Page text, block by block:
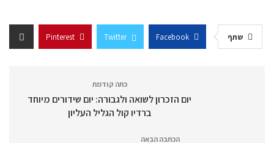
שתף Facebook
Twitter
Pinterest
כתה קודמת
יום הזכרון לשואה ולגבורה: יום שידורים מיוחד
ברדיו קול הגליל העליון
הכתבה הבאה